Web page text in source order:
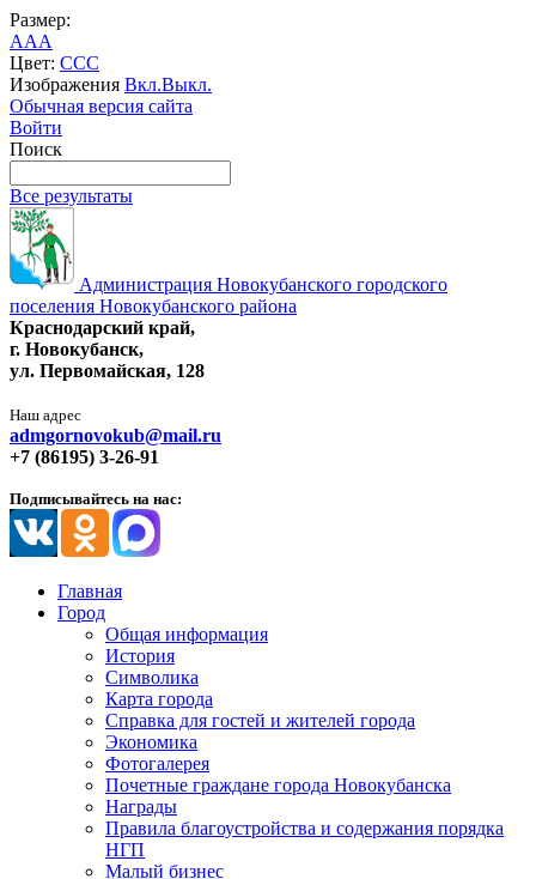
Размер:
AAA
Цвет: CCC
Изображения Вкл.Выкл.
Обычная версия сайта
Войти
Поиск
Все результаты
Администрация Новокубанского городского
поселения Новокубанского района
Краснодарский край,
г. Новокубанск,
ул. Первомайская, 128
Наш адрес
admgornovokub@mail.ru
+7 (86195) 3-26-91
Подписывайтесь на нас:
Главная
Город
Общая информация
История
Символика
Карта города
Справка для гостей и жителей города
Экономика
Фотогалерея
Почетные граждане города Новокубанска
Награды
Правила благоустройства и содержания порядка
НГП
Малый бизнес